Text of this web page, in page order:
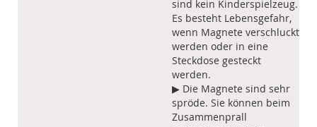
sind kein Kinderspielzeug.
Es besteht Lebensgefahr,
wenn Magnete verschluckt
werden oder in eine
Steckdose gesteckt
werden.
▶ Die Magnete sind sehr
spröde. Sie können beim
Zusammenprall